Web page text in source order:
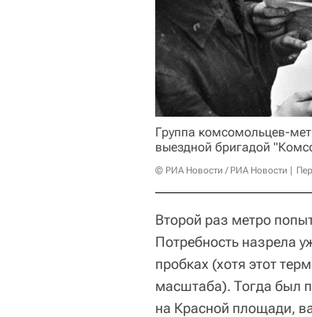
Группа комсомольцев-
выездной бригадой
© РИА Новости / РИА Новости
Второй раз метро
Потребность назрела
пробках (хотя этот
масштаба). Тогда был
на Красной площади,